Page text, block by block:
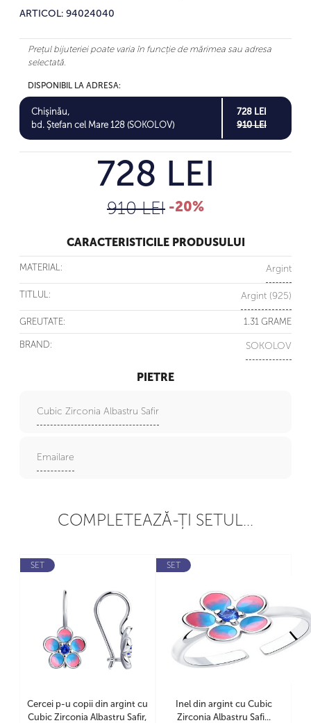
ARTICOL: 94024040
Prețul bijuteriei poate varia în funcție de mărimea sau adresa
selectată.
DISPONIBIL LA ADRESA:
Chișinău,
bd. Ștefan cel Mare 128 (SOKOLOV)
728 LEI
910 LEI
728 LEI
910 LEI -20%
CARACTERISTICILE PRODUSULUI
MATERIAL: Argint
TITLUL: Argint (925)
GREUTATE: 1.31 GRAME
BRAND: SOKOLOV
PIETRE
Cubic Zirconia Albastru Safir
Emailare
COMPLETEAZĂ-ȚI SETUL...
SET
Cercei p-u copii din argint cu
Cubic Zirconia Albastru Safir,
SET
Inel din argint cu Cubic
Zirconia Albastru Safi...